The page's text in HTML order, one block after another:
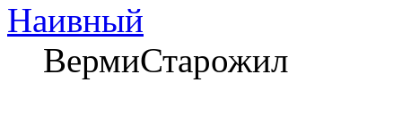
Наивный
ВермиСтарожил